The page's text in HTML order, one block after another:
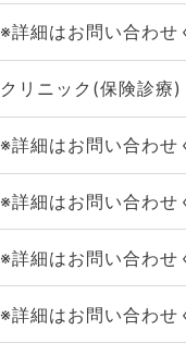
※詳細はお問い合わせ
クリニック(保険診療)
※詳細はお問い合わせ
※詳細はお問い合わせ
※詳細はお問い合わせ
※詳細はお問い合わせ